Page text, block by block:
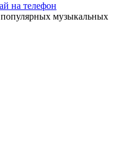
на телефон
музыкальных